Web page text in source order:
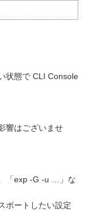
状態で CLI Console
響はございませ
「exp -G -u …」な
ポートしたい設定